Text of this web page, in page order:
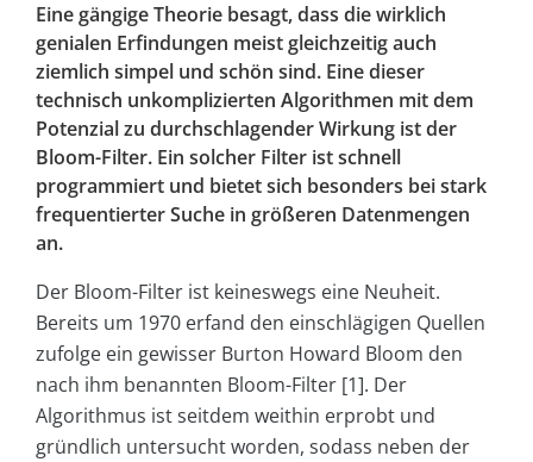
Eine gängige Theorie besagt, dass die wirklich
genialen Erfindungen meist gleichzeitig auch
ziemlich simpel und schön sind. Eine dieser
technisch unkomplizierten Algorithmen mit dem
Potenzial zu durchschlagender Wirkung ist der
Bloom-Filter. Ein solcher Filter ist schnell
programmiert und bietet sich besonders bei stark
frequentierter Suche in ­größeren Datenmengen
an.
Der Bloom-Filter ist keineswegs eine Neuheit.
Bereits um 1970 erfand den einschlägigen Quellen
zufolge ein gewisser Burton Howard Bloom den
nach ihm benannten Bloom-Filter [1]. Der
Algorithmus ist seitdem weithin erprobt und
gründlich untersucht worden, sodass neben der